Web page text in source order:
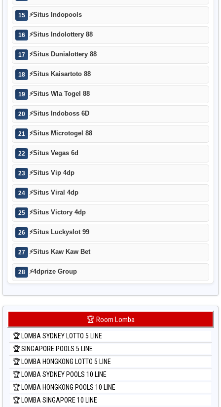
15 ⚡Situs Indopools
16 ⚡Situs Indolottery 88
17 ⚡Situs Dunialottery 88
18 ⚡Situs Kaisartoto 88
19 ⚡Situs Wla Togel 88
20 ⚡Situs Indoboss 6D
21 ⚡Situs Microtogel 88
22 ⚡Situs Vegas 6d
23 ⚡Situs Vip 4dp
24 ⚡Situs Viral 4dp
25 ⚡Situs Victory 4dp
26 ⚡Situs Luckyslot 99
27 ⚡Situs Kaw Kaw Bet
28 ⚡4dprize Group
🏆 Room Lomba
🏆 LOMBA SYDNEY LOTTO 5 LINE
🏆 SINGAPORE POOLS 5 LINE
🏆 LOMBA HONGKONG LOTTO 5 LINE
🏆 LOMBA SYDNEY POOLS 10 LINE
🏆 LOMBA HONGKONG POOLS 10 LINE
🏆 LOMBA SINGAPORE 10 LINE